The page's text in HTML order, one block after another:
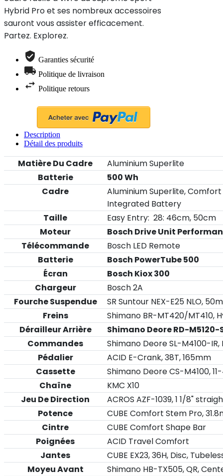
Hybrid Pro et ses nombreux accessoires
sauront vous assister efficacement.
Partez. Explorez.
Garanties sécurité
Politique de livraison
Politique retours
Description
Détail des produits
Matière Du Cadre
Aluminium Superlite
Batterie
500 Wh
Cadre
Aluminium Superlite,
Integrated Battery
Taille
Easy Entry: 28: 46cm, 50cm
Moteur
Bosch Drive Unit
Télécommande
Bosch LED Remote
Batterie
Bosch PowerTube 500
Écran
Bosch Kiox 300
Chargeur
Bosch 2A
Fourche Suspendue
SR Suntour NEX-E25 NLO,
Freins
Shimano BR-MT420/MT410,
Dérailleur Arrière
Shimano Deore RD-M5120-
Commandes
Shimano Deore SL-M4100-
Pédalier
ACID E-Crank, 38T, 165mm
Cassette
Shimano Deore CS-M4100,
Chaîne
KMC X10
Jeu De Direction
ACROS AZF-1039, 1 1/8"
Potence
CUBE Comfort Stem Pro,
Cintre
CUBE Comfort Shape Bar
Poignées
ACID Travel Comfort
Jantes
CUBE EX23, 36H, Disc,
Moyeu Avant
Shimano HB-TX505, QR,